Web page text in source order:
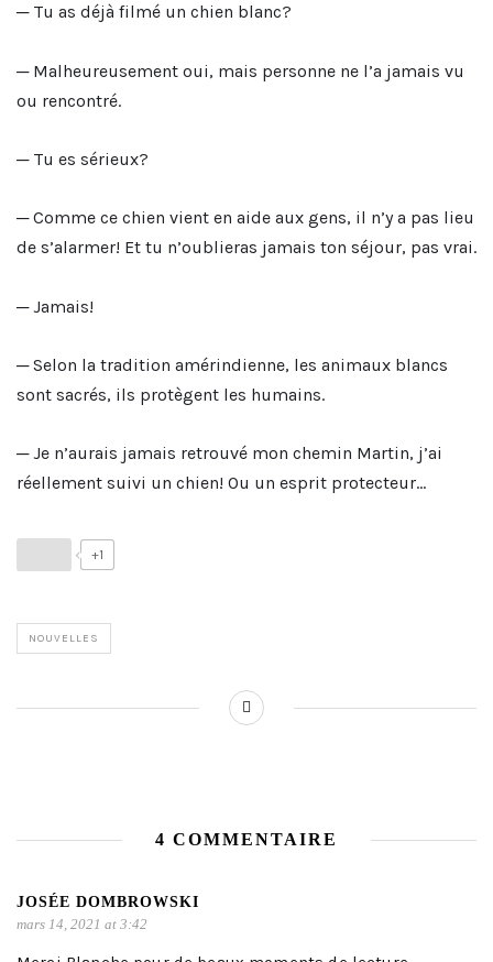
─ Tu as déjà filmé un chien blanc?
─ Malheureusement oui, mais personne ne l’a jamais vu
ou rencontré.
─ Tu es sérieux?
─ Comme ce chien vient en aide aux gens, il n’y a pas lieu
de s’alarmer! Et tu n’oublieras jamais ton séjour, pas vrai.
─ Jamais!
─ Selon la tradition amérindienne, les animaux blancs
sont sacrés, ils protègent les humains.
─ Je n’aurais jamais retrouvé mon chemin Martin, j’ai
réellement suivi un chien! Ou un esprit protecteur…
+1
NOUVELLES
4 COMMENTAIRE
JOSÉE DOMBROWSKI
mars 14, 2021 at 3:42